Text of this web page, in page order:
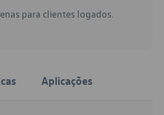
para clientes logados.
Aplicações